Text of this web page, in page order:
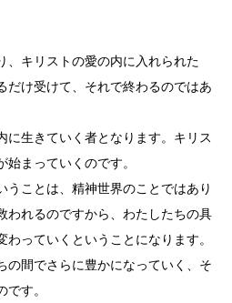
キリストの愛の内に入れられた
だけ受けて、それで終わるのではあ
生きていく者となります。キリス
始まっていくのです。
ことは、精神世界のことではあり
われるのですから、わたしたちの具
っていくということになります。
の間でさらに豊かになっていく、そ
す。